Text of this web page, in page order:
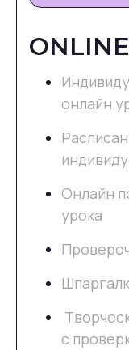
онлайн
Онлайн
урока
с